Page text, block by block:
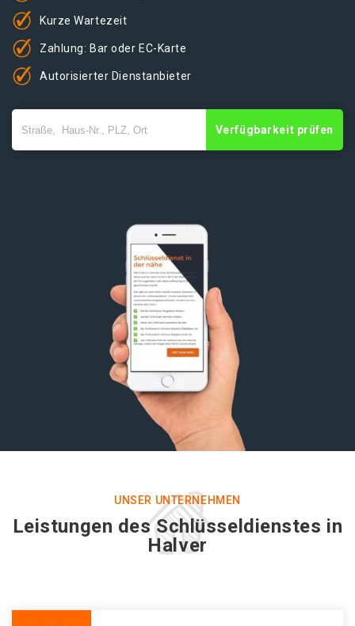
Kurze Wartezeit
Zahlung: Bar oder EC-Karte
Autorisierter Dienstanbieter
Verfügbarkeit prüfen
UNSER UNTERNEHMEN
Leistungen des Schlüsseldienstes in
Halver